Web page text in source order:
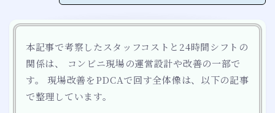
本記事で考察したスタッフコストと24時間シフトの
関係は、 コンビニ現場の運営設計や改善の一部で
す。 現場改善をPDCAで回す全体像は、以下の記事
で整理しています。